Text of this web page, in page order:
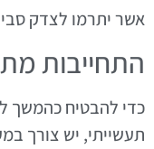
אשר יתרמו לצדק
התחייבות
כדי להבטיח כהמשך
תעשייתי, יש צורך